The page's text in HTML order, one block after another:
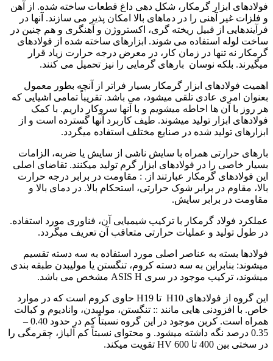
فولادهای ابزار گرمکار، شکل دهی داغ قطعات ساخته شده. از آهن
و فلزات غیر آهنی را در دماهای بالا امکان پذیر می سازند. آنها در
فرآیندهایی از قبیل ریخته گری، اکستروژن و آهنگری و هم چنین در
ساخت لوله استفاده می شوند. ابزارهای ساخته شده از فولادهای
گرمکار نه تنها در زمان کار، در معرض درجه حرارت زیاد قرار
میگیرند. بلکه نوسان بارهای گرمایی را نیز تحمیل می کنند.
اهمیت فولادهای ابزار گرمکار بسیار فراتر از آنچه بطور معمول
بعنوان امری عادی تلقی میشود، می باشد. تقریباً تمامی اشیایی که
هر روز با آن ها احاطه میشویم و با آنها سروکار داریم. با کمک
فولادهای ابزار تولید میشوند. طیف کاربرد آنها گسترده است و از
ابزارهای تولید شده در صنایع مختلف استفاده میگردد.
بارهای حرارتی همراه با سایش ناشی از سایش یا ضربه، الزامات
بسیار خاصی را در فولادهای ابزار گرم تولید میکنند. تقاضای اصلی
این فولادهای گرمکار عبارتند از. : مقاومت در برابر درجه حرارت
بالا، مقاوم در برابر شوک حرارتی، استحکام بالا. در دمای بالا و
مقاومت در برابر سایش.
عملکرد فولاد گرمکار با ترکیب شیمیایی آن، فناوری مورد استفاده.
در طول تولید و عملیات حرارتی متعاقب آن تعریف میگردد.
فولادها بسته به عناصر اصلی مورد استفاده به سه دسته تقسیم
میشوند: بنابراین به سه دسته کروم، تنگستن یا مولیبدن طبقه بندی
میشوند، ترکیب موجود در سری ASIS H مشخص می باشد.
این گروه از فولادهای H10 تا H19 حاوی کروم است که در موارد
خاص. با افزودنی هایی مانند :: تنگستن، مولیبدن، وانادیوم و کبالت
همراه است. کربن موجود در این گروه نسبتاً کم در حدود 0.40 –
0.35 درصد نگه داشته میشود. و محتوای نسبتاً کم آلیاژ، چقرمگی را
در سختی بین 400 تا 600 HV تقویت میکند.